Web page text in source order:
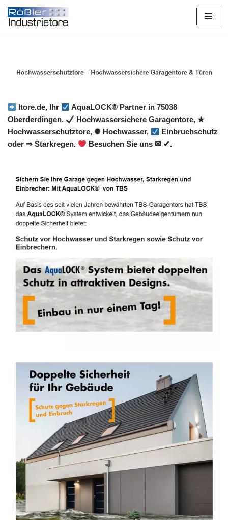
Zum
Itore.de, Ihr
AquaLOCK® Partner in 75038
Oberderdingen.
Hochwassersichere Garagentore, ★
Hochwasserschutztore, ✺ Hochwasser,
Einbruchschutz
oder ⇒ Starkregen.
Besuchen Sie uns ✉ ✔.